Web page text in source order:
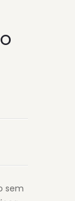
sem